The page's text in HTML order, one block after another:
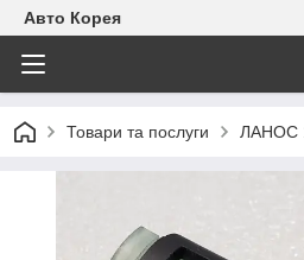
Авто Корея
Товари та послуги ЛАНОС